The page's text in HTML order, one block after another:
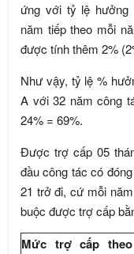
ứng với tỷ lệ hưởng
năm tiếp theo mỗi
được tính thêm 2%
Như vậy, tỷ lệ %
A với 32 năm công
24% = 69%.
Được trợ cấp 05
đầu công tác có
21 trở đi, cứ mỗi
buộc được trợ cấp
Mức trợ cấp